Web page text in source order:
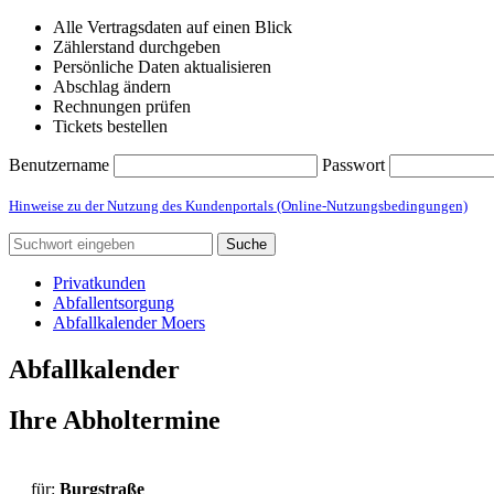
Alle Vertragsdaten auf einen Blick
Zählerstand durchgeben
Persönliche Daten aktualisieren
Abschlag ändern
Rechnungen prüfen
Tickets bestellen
Benutzername Passwort
Hinweise zu der Nutzung des Kundenportals (Online-Nutzungsbedingungen)
Suche
Privatkunden
Abfallentsorgung
Abfallkalender Moers
Abfallkalender
Ihre Abholtermine
für: Burgstraße